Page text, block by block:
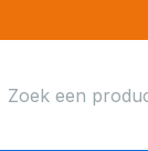
naar: